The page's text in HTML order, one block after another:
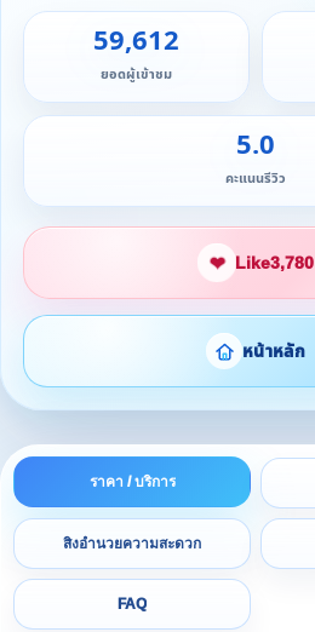
59,612
ยอดผู้เข้าชม
5.0
คะแนนรีวิว
❤ Like3,780
หน้าหลัก
ราคา / บริการ
สิ่งอำนวยความสะดวก
FAQ